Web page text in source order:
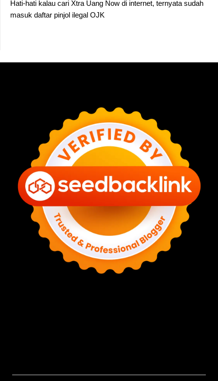
Hati-hati kalau cari Xtra Uang Now di internet, ternyata sudah
masuk daftar pinjol ilegal OJK